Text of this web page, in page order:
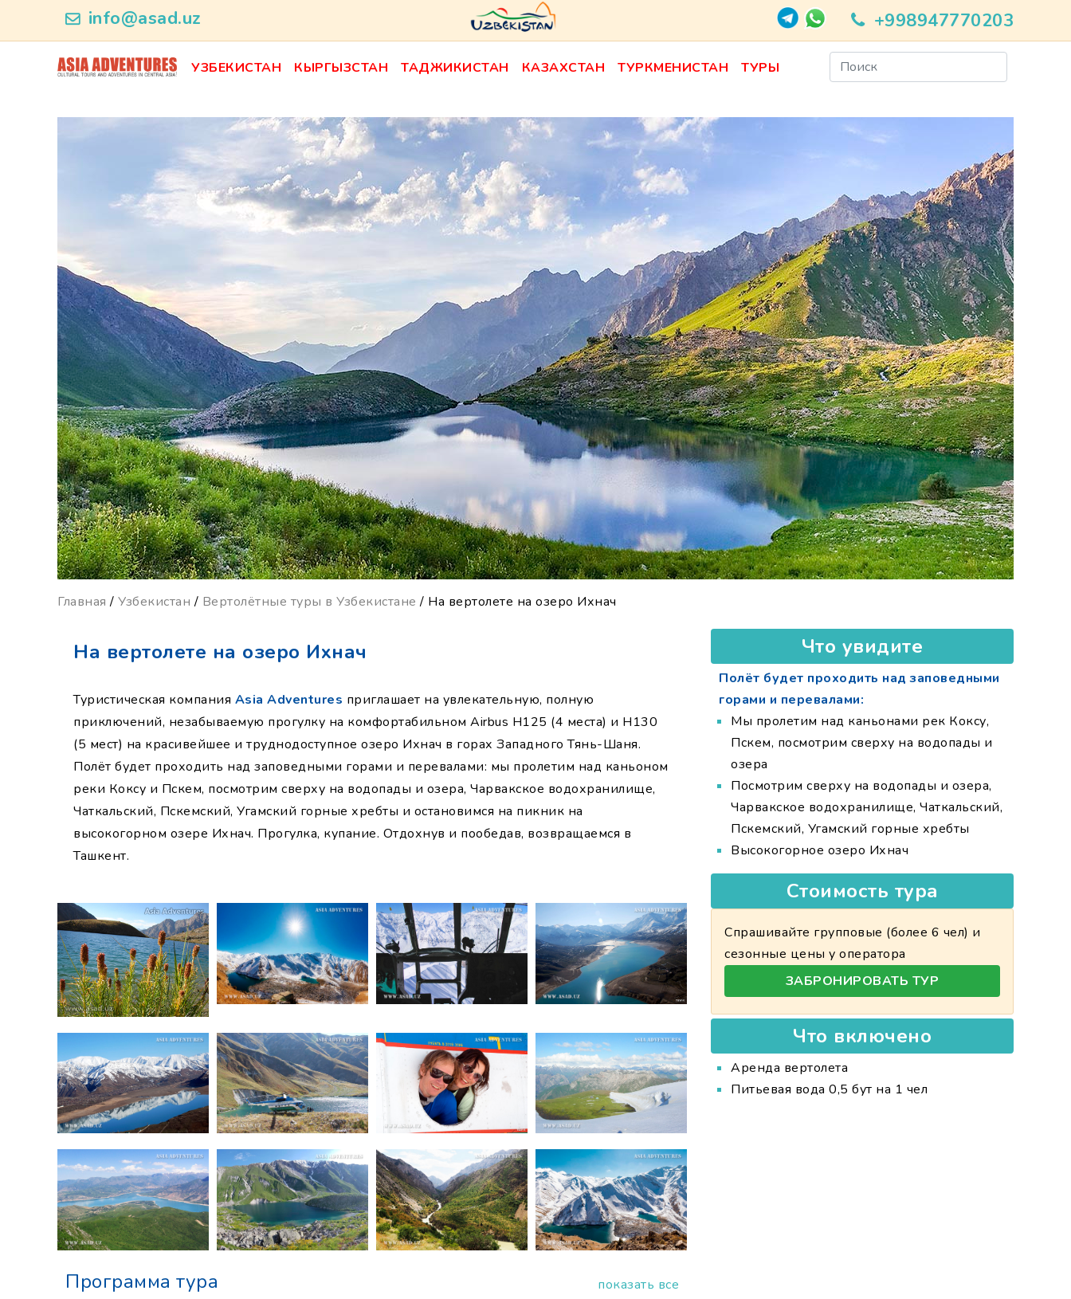
info@asad.uz +998947770203
УЗБЕКИСТАН КЫРГЫЗСТАН ТАДЖИКИСТАН КАЗАХСТАН ТУРКМЕНИСТАН ТУРЫ
product_id118
Главная / Узбекистан / Вертолётные туры в Узбекистане / На вертолете на озеро Ихнач
На вертолете на озеро Ихнач
Туристическая компания Asia Adventures приглашает на увлекательную, полную
приключений, незабываемую прогулку на комфортабильном Airbus H125 (4 места) и H130
(5 мест) на красивейшее и труднодоступное озеро Ихнач в горах Западного Тянь-Шаня.
Полёт будет проходить над заповедными горами и перевалами: мы пролетим над каньоном
реки Коксу и Пскем, посмотрим сверху на водопады и озера, Чарвакское водохранилище,
Чаткальский, Пскемский, Угамский горные хребты и остановимся на пикник на
высокогорном озере Ихнач. Прогулка, купание. Отдохнув и пообедав, возвращаемся в
Ташкент.
Программа тура показать все
Что увидите
Полёт будет проходить над заповедными
горами и перевалами:
Мы пролетим над каньонами рек Коксу,
Пскем, посмотрим сверху на водопады и
озера
Посмотрим сверху на водопады и озера,
Чарвакское водохранилище, Чаткальский,
Пскемский, Угамский горные хребты
Высокогорное озеро Ихнач
Стоимость тура
Спрашивайте групповые (более 6 чел) и
сезонные цены у оператора
ЗАБРОНИРОВАТЬ ТУР
Что включено
Аренда вертолета
Питьевая вода 0,5 бут на 1 чел